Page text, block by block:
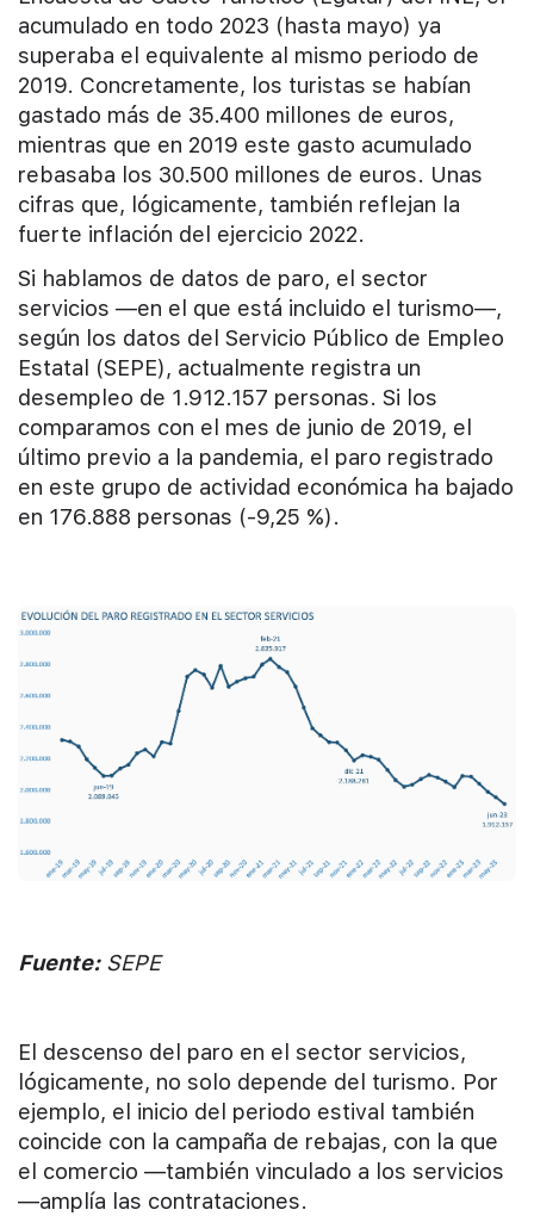
acumulado en todo 2023 (hasta mayo) ya
superaba el equivalente al mismo periodo de
2019. Concretamente, los turistas se habían
gastado más de 35.400 millones de euros,
mientras que en 2019 este gasto acumulado
rebasaba los 30.500 millones de euros. Unas
cifras que, lógicamente, también reflejan la
fuerte inflación del ejercicio 2022.
Si hablamos de datos de paro, el sector
servicios —en el que está incluido el turismo—,
según los datos del Servicio Público de Empleo
Estatal (SEPE), actualmente registra un
desempleo de 1.912.157 personas. Si los
comparamos con el mes de junio de 2019, el
último previo a la pandemia, el paro registrado
en este grupo de actividad económica ha bajado
en 176.888 personas (-9,25 %).
Fuente: SEPE
El descenso del paro en el sector servicios,
lógicamente, no solo depende del turismo. Por
ejemplo, el inicio del periodo estival también
coincide con la campaña de rebajas, con la que
el comercio —también vinculado a los servicios
—amplía las contrataciones.